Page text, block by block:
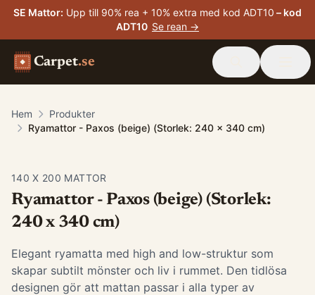
SE Mattor: Upp till 90% rea + 10% extra med kod ADT10 – kod
ADT10 Se rean →
Carpet.se
Hem
Produkter
Ryamattor - Paxos (beige) (Storlek: 240 x 340 cm)
140 X 200 MATTOR
Ryamattor - Paxos (beige) (Storlek:
240 x 340 cm)
Elegant ryamatta med high and low-struktur som
skapar subtilt mönster och liv i rummet. Den tidlösa
designen gör att mattan passar i alla typer av